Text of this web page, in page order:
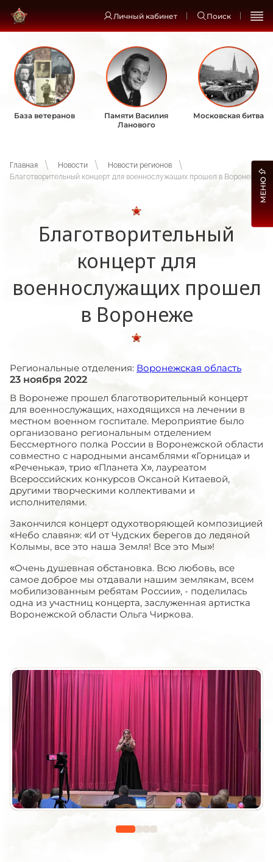
Личный кабинет Поиск
База ветеранов
Памяти Василия
Ланового
Московская битва
Главная Новости
Новости регионов
Благотворительный концерт для военнослужащих прошел в Воронеже
Благотворительный
концерт для
военнослужащих прошел
в Воронеже
Региональные отделения: Воронежская область
23 ноября 2022
В Воронеже прошел благотворительный концерт
для военнослужащих, находящихся на лечении в
местном военном госпитале. Мероприятие было
организовано региональным отделением
Бессмертного полка России в Воронежской области
совместно с народными ансамблями «Горница» и
«Реченька», трио «Планета Х», лауреатом
Всероссийских конкурсов Оксаной Китаевой,
другими творческими коллективами и
исполнителями.
Закончился концерт одухотворяющей композицией
«Небо славян»: «И от Чудских берегов до ледяной
Колымы, все это наша Земля! Все это Мы»!
«Очень душевная обстановка. Всю любовь, все
самое доброе мы отдавали нашим землякам, всем
мобилизованным ребятам России», - поделилась
одна из участниц концерта, заслуженная артистка
Воронежской области Ольга Чиркова.
МЕНЮ